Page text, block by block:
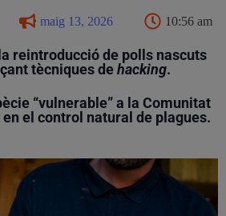
maig 13, 2026 10:56 am
reintroducció de polls nascuts
tècniques dehacking.
“vulnerable” a la Comunitat
el control natural de plagues.